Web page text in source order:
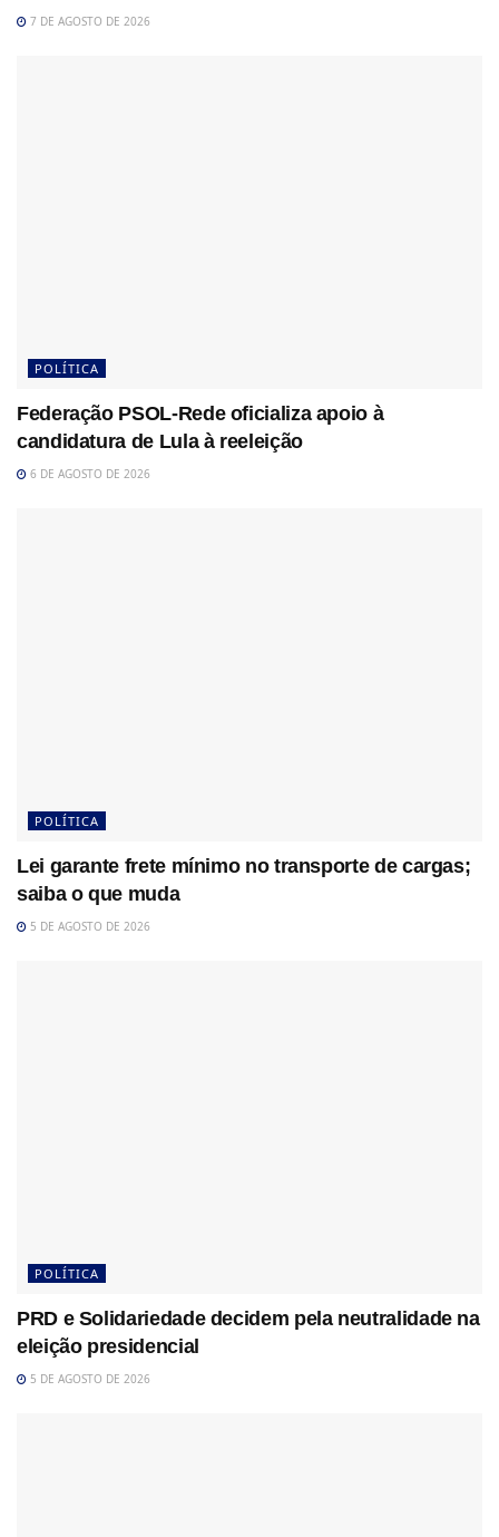
7 DE AGOSTO DE 2026
POLÍTICA
Federação PSOL-Rede oficializa apoio à
candidatura de Lula à reeleição
6 DE AGOSTO DE 2026
POLÍTICA
Lei garante frete mínimo no transporte de cargas;
saiba o que muda
5 DE AGOSTO DE 2026
POLÍTICA
PRD e Solidariedade decidem pela neutralidade na
eleição presidencial
5 DE AGOSTO DE 2026